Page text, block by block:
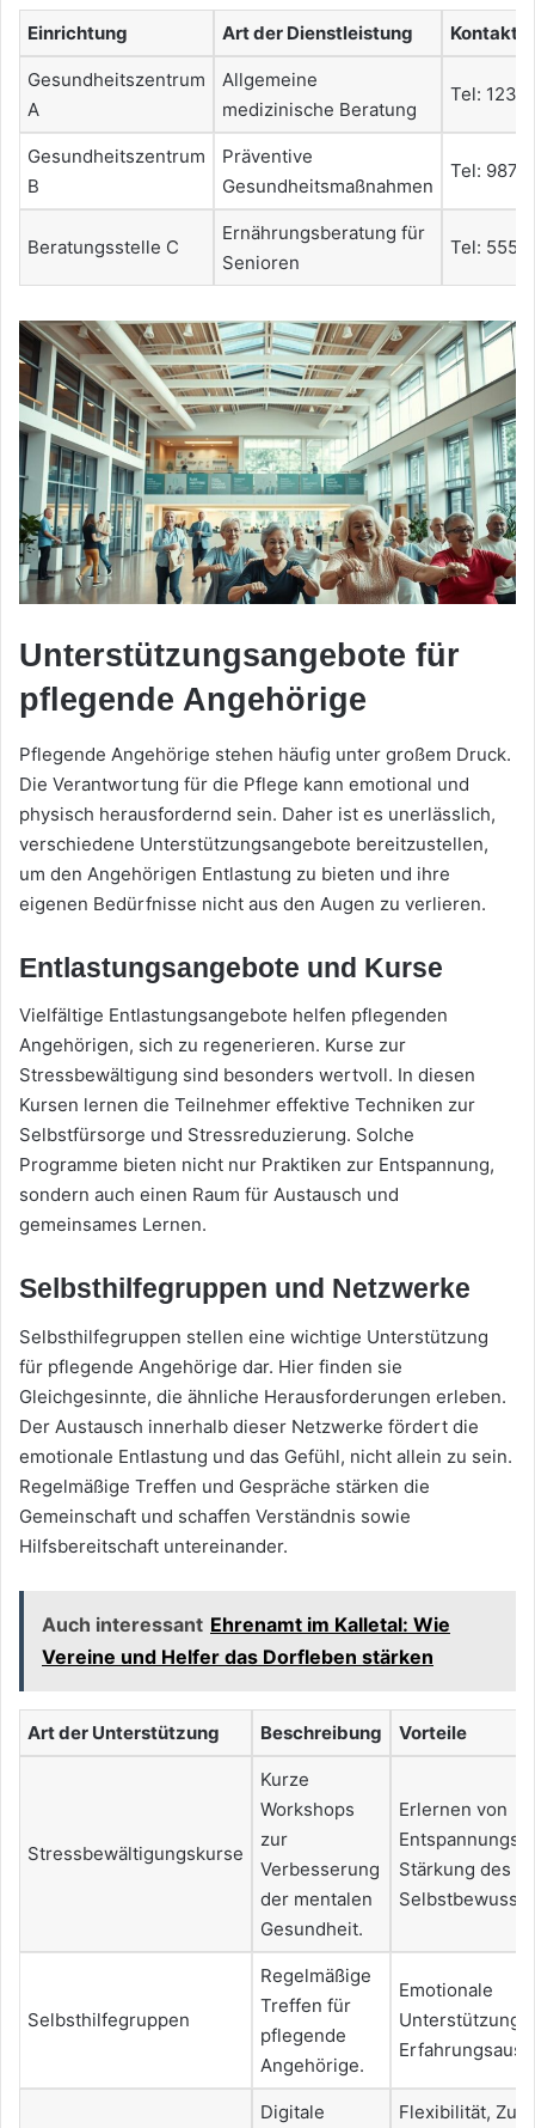
Einrichtung Art der Dienstleistung
Gesundheitszentrum
A
Allgemeine
medizinische Beratung
Tel:
Gesundheitszentrum
B
Präventive
Gesundheitsmaßnahmen
Tel:
Beratungsstelle C
Ernährungsberatung für
Senioren
Tel:
Unterstützungsangebote für
pflegende Angehörige
Pflegende Angehörige stehen häufig unter großem Druck.
Die Verantwortung für die Pflege kann emotional und
physisch herausfordernd sein. Daher ist es unerlässlich,
verschiedene Unterstützungsangebote bereitzustellen,
um den Angehörigen Entlastung zu bieten und ihre
eigenen Bedürfnisse nicht aus den Augen zu verlieren.
Entlastungsangebote und Kurse
Vielfältige Entlastungsangebote helfen pflegenden
Angehörigen, sich zu regenerieren. Kurse zur
Stressbewältigung sind besonders wertvoll. In diesen
Kursen lernen die Teilnehmer effektive Techniken zur
Selbstfürsorge und Stressreduzierung. Solche
Programme bieten nicht nur Praktiken zur Entspannung,
sondern auch einen Raum für Austausch und
gemeinsames Lernen.
Selbsthilfegruppen und Netzwerke
Selbsthilfegruppen stellen eine wichtige Unterstützung
für pflegende Angehörige dar. Hier finden sie
Gleichgesinnte, die ähnliche Herausforderungen erleben.
Der Austausch innerhalb dieser Netzwerke fördert die
emotionale Entlastung und das Gefühl, nicht allein zu sein.
Regelmäßige Treffen und Gespräche stärken die
Gemeinschaft und schaffen Verständnis sowie
Hilfsbereitschaft untereinander.
Auch interessant Ehrenamt im Kalletal: Wie
Vereine und Helfer das Dorfleben stärken
Art der Unterstützung Beschreibung Vorteile
Stressbewältigungskurse
Kurze
Workshops
zur
Verbesserung
der mentalen
Gesundheit.
Erlernen von
Stärkung des
Selbsthilfegruppen
Regelmäßige
Treffen für
pflegende
Angehörige.
Emotionale
Unterstützung,
Digitale
Flexibilität,